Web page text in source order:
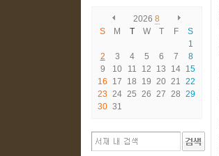
2026 8
S
M T W T F
S
1
2
3 4 5 6 7
8
9
10 11 12 13 14 15
16
17 18 19 20 21 22
23 24 25 26 27 28 29
30 31